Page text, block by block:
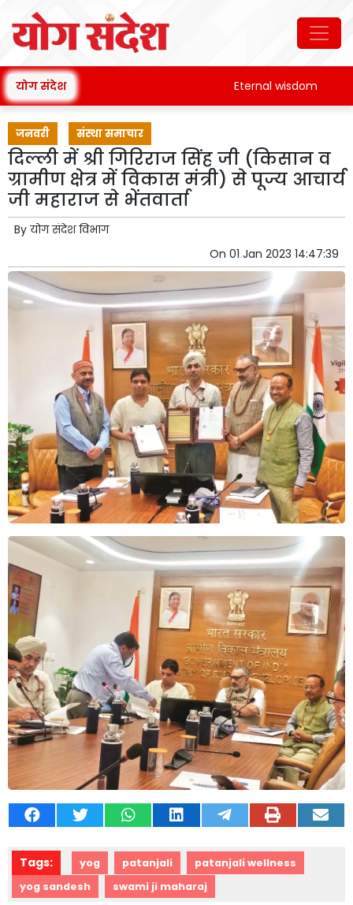
योग संदेश Eternal wisdom
जनवरी संस्था समाचार
दिल्ली में श्री गिरिराज सिंह जी (किसान व
ग्रामीण क्षेत्र में विकास मंत्री) से पूज्य आचार्य
जी महाराज से भेंतवार्ता
By योग संदेश विभाग
On 01 Jan 2023 14:47:39
Tags: yog patanjali
patanjali wellness
yog sandesh
swami ji maharaj